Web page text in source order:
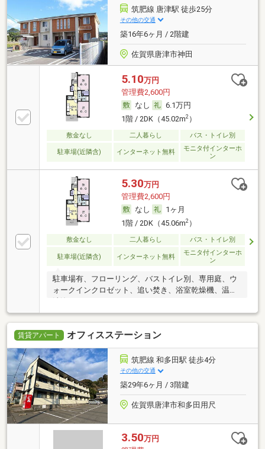
筑肥線 唐津駅 徒歩25分
その他の交通
築16年6ヶ月 / 2階建
佐賀県唐津市神田
5.10万円
管理費2,600円
なし
6.1万円
1階 / 2DK（45.02m2）
敷金なし 二人暮らし バス・トイレ別
駐車場(近隣含) インターネット無料
モニタ付インターホ
ン
5.30万円
管理費2,600円
なし
1ヶ月
1階 / 2DK（45.06m2）
敷金なし 二人暮らし バス・トイレ別
駐車場(近隣含) インターネット無料
モニタ付インターホ
ン
駐車場有、フローリング、バストイレ別、専用庭、ウ
ォークインクロゼット、追い焚き、浴室乾燥機、温水
賃貸アパート オフィスステーション
筑肥線 和多田駅 徒歩4分
その他の交通
築29年6ヶ月 / 3階建
佐賀県唐津市和多田用尺
3.50万円